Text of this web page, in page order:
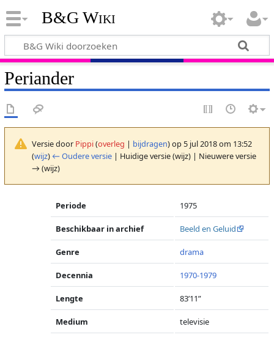
B&G Wiki
Periander
Versie door Pippi(overleg | bijdragen)op 5 jul 2018 om 13:52
(wijz) ← Oudere versie| Huidige versie (wijz) | Nieuwere versie
→ (wijz)
Periode 1975
Beschikbaar in archief Beeld en Geluid
Genre drama
Decennia 1970-1979
Lengte 83’11”
Medium televisie